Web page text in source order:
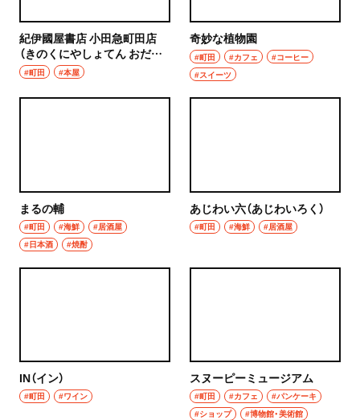
紀伊國屋書店 小田急町田店
（きのくにやしょてん おだき
ゅうまちだてん）
#町田 #本屋
奇妙な植物園
#町田 #カフェ
#コーヒー
#スイーツ
まるの輔
#町田 #海鮮
#居酒屋
#日本酒
#焼酎
あじわい六（あじわいろく）
#町田 #海鮮 #居酒屋
IN（イン）
#町田 #ワイン
スヌーピーミュージアム
#町田 #カフェ
#パンケーキ
#ショップ
#博物館・美術館